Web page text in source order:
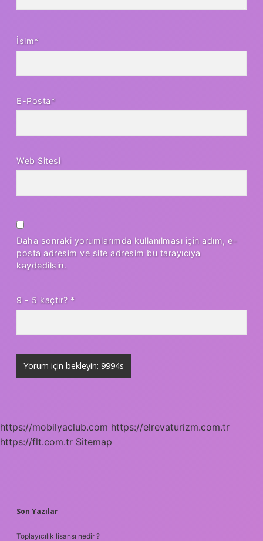
İsim*
E-Posta*
Web Sitesi
Daha sonraki yorumlarımda kullanılması için adım, e-
posta adresim ve site adresim bu tarayıcıya
kaydedilsin.
9 - 5 kaçtır? *
https://mobilyaclub.com https://elrevaturizm.com.tr
https://flt.com.tr Sitemap
SIDEBAR
Son Yazılar
Toplayıcılık lisansı nedir ?